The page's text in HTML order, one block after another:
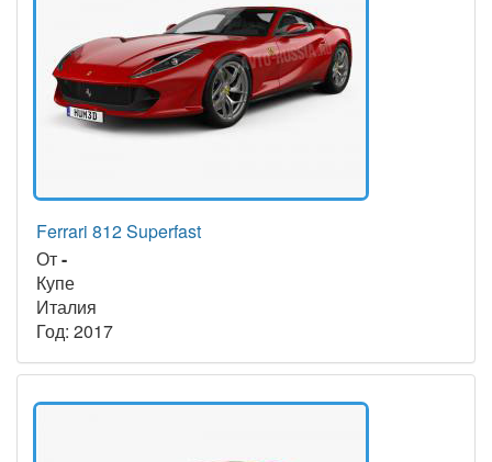
Ferrari 812 Superfast
От-
Купе
Италия
Год: 2017